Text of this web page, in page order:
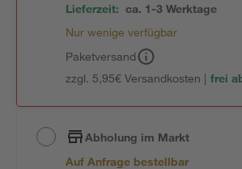
Lieferzeit: ca. 1-3 Werktage
Nur wenige verfügbar
Paketversand
zzgl. 5,95€ Versandkosten | frei
Abholung im Markt
Auf Anfrage bestellbar